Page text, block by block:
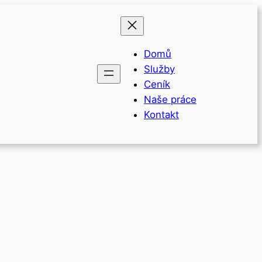
Domů
Služby
Ceník
Naše práce
Kontakt